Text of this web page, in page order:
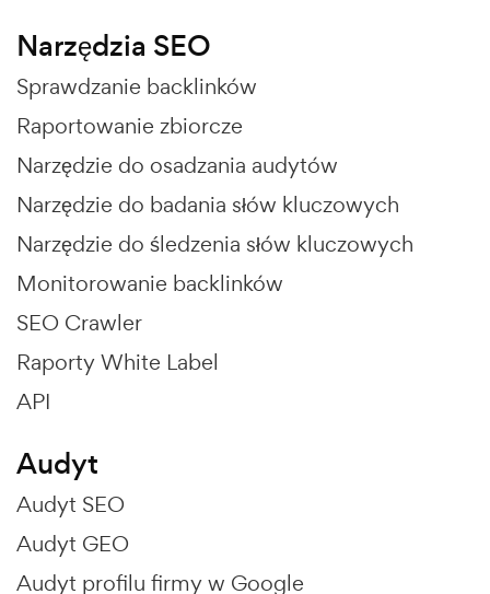
Narzędzia SEO
Sprawdzanie backlinków
Raportowanie zbiorcze
Narzędzie do osadzania audytów
Narzędzie do badania słów kluczowych
Narzędzie do śledzenia słów kluczowych
Monitorowanie backlinków
SEO Crawler
Raporty White Label
API
Audyt
Audyt SEO
Audyt GEO
Audyt profilu firmy w Google